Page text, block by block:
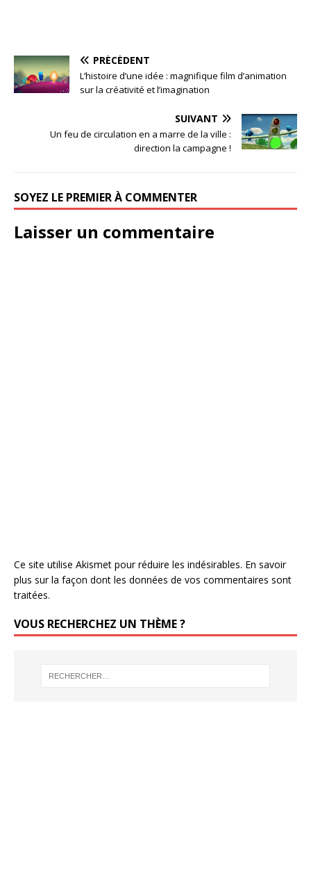
PRÉCÉDENT
L’histoire d’une idée : magnifique film d’animation
sur la créativité et l’imagination
SUIVANT
Un feu de circulation en a marre de la ville :
direction la campagne !
SOYEZ LE PREMIER À COMMENTER
Laisser un commentaire
Ce site utilise Akismet pour réduire les indésirables. En savoir
plus sur la façon dont les données de vos commentaires sont
traitées.
VOUS RECHERCHEZ UN THÈME ?